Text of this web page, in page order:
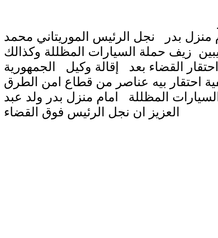
منزل بدر نجل الرئيس الموريتاني محمد
زيف حملة السيارات المظللة وكذالك
القضاء بعد إقالة وكيل الجمهورية
احتقار بيه عناصر من قطاع امن الطرق
المظللة امام منزل بدر ولد عبد
العزيز ان نجل الرئيس فوق القضاء